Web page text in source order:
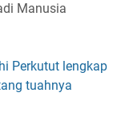
Manusia
Perkutut lengkap
tuahnya